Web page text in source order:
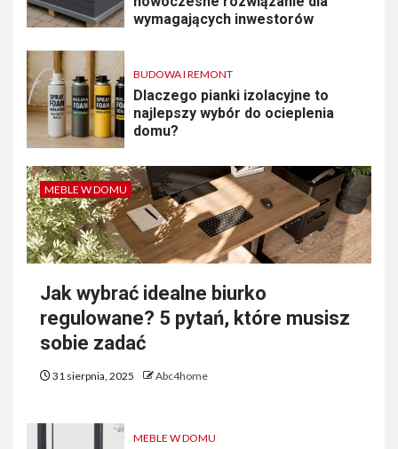
wymagających inwestorów
BUDOWA I REMONT
Dlaczego pianki izolacyjne to
najlepszy wybór do ocieplenia
domu?
MEBLE W DOMU
Jak wybrać idealne biurko
regulowane? 5 pytań, które musisz
sobie zadać
31 sierpnia, 2025 Abc4home
MEBLE W DOMU